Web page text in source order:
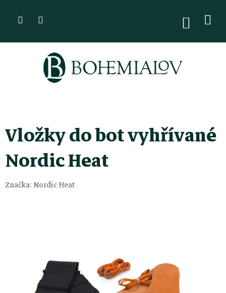
Vložky do bot vyhřívané
Nordic Heat
Značka: Nordic Heat